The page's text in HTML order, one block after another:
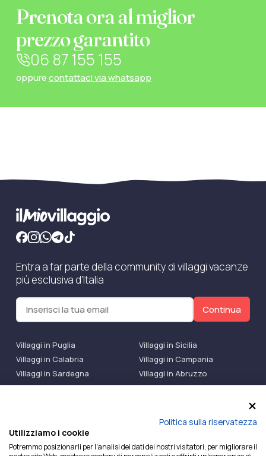
Prenota ora al miglior
prezzo garantito
06 87 155 155
oppurecontattaci via whatsapp
Entra a far parte della community di villaggi vacanze
più esclusiva d'Italia
Continua
Villaggi in Puglia
Villaggi in Sicilia
Villaggi in Calabria
Villaggi in Campania
Villaggi in Sardegna
Villaggi in Abruzzo
Villaggi Bluserena
Villaggi TH Resort
Ilmiovillaggio è un marchio di Ekiwi S.r.l.
Politica sulla riservatezza
Utilizziamo i cookie
Potremmo posizionarli per l'analisi dei dati dei nostri visitatori, per migliorare il